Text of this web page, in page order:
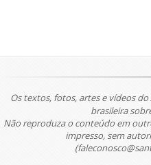
Os textos, fotos, artes e vídeos
brasileira
Não reproduza o conteúdo em
impresso, sem